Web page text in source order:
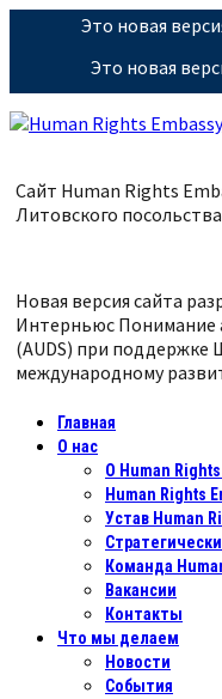
Это новая
Это новая
Сайт Human Rights
Литовского
Новая версия сайта
Интерньюс Понимание
(AUDS) при поддержке
международному
Главная
О нас
О Human
Human Rights
Устав Human
Команда
Вакансии
Контакты
Что мы делаем
Новости
События